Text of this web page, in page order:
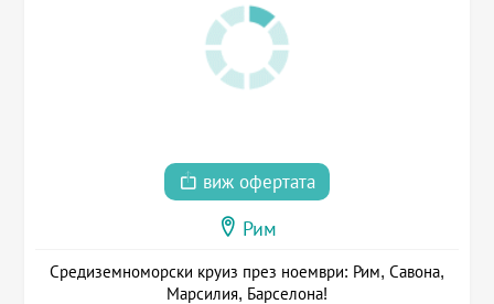
виж офертата
Рим
Средиземноморски круиз през ноември: Рим, Савона,
Марсилия, Барселона!